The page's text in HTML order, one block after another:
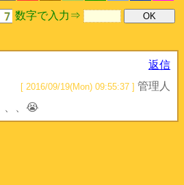
数字で入力⇒
返信
[ 2016/09/19(Mon) 09:55:37 ] 管理人
、、😭